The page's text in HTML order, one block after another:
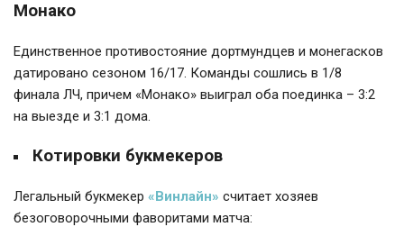
Монако
Единственное противостояние дортмундцев и монегасков
датировано сезоном 16/17. Команды сошлись в 1/8
финала ЛЧ, причем «Монако» выиграл оба поединка – 3:2
на выезде и 3:1 дома.
Котировки букмекеров
Легальный букмекер «Винлайн» считает хозяев
безоговорочными фаворитами матча: